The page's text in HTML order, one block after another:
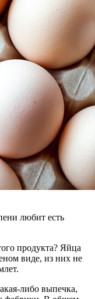
любит есть
продукта? Яйца
виде, из них не
либо выпечка,